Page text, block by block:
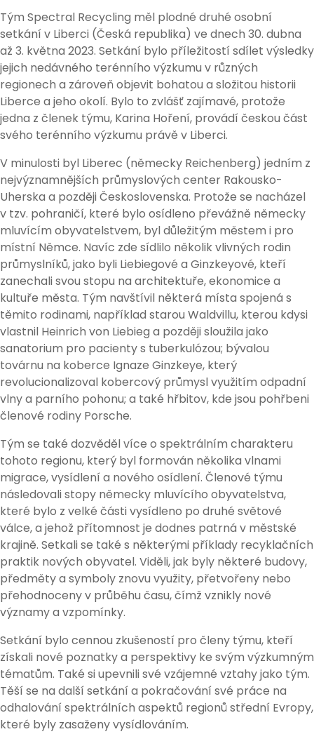
Tým Spectral Recycling měl plodné druhé osobní
setkání v Liberci (Česká republika) ve dnech 30. dubna
až 3. května 2023. Setkání bylo příležitostí sdílet výsledky
jejich nedávného terénního výzkumu v různých
regionech a zároveň objevit bohatou a složitou historii
Liberce a jeho okolí. Bylo to zvlášť zajímavé, protože
jedna z členek týmu, Karina Hoření, provádí českou část
svého terénního výzkumu právě v Liberci.
V minulosti byl Liberec (německy Reichenberg) jedním z
nejvýznamnějších průmyslových center Rakousko-
Uherska a později Československa. Protože se nacházel
v tzv. pohraničí, které bylo osídleno převážně německy
mluvícím obyvatelstvem, byl důležitým městem i pro
místní Němce. Navíc zde sídlilo několik vlivných rodin
průmyslníků, jako byli Liebiegové a Ginzkeyové, kteří
zanechali svou stopu na architektuře, ekonomice a
kultuře města. Tým navštívil některá místa spojená s
těmito rodinami, například starou Waldvillu, kterou kdysi
vlastnil Heinrich von Liebieg a později sloužila jako
sanatorium pro pacienty s tuberkulózou; bývalou
továrnu na koberce Ignaze Ginzkeye, který
revolucionalizoval kobercový průmysl využitím odpadní
vlny a parního pohonu; a také hřbitov, kde jsou pohřbeni
členové rodiny Porsche.
Tým se také dozvěděl více o spektrálním charakteru
tohoto regionu, který byl formován několika vlnami
migrace, vysídlení a nového osídlení. Členové týmu
následovali stopy německy mluvícího obyvatelstva,
které bylo z velké části vysídleno po druhé světové
válce, a jehož přítomnost je dodnes patrná v městské
krajině. Setkali se také s některými příklady recyklačních
praktik nových obyvatel. Viděli, jak byly některé budovy,
předměty a symboly znovu využity, přetvořeny nebo
přehodnoceny v průběhu času, čímž vznikly nové
významy a vzpomínky.
Setkání bylo cennou zkušeností pro členy týmu, kteří
získali nové poznatky a perspektivy ke svým výzkumným
tématům. Také si upevnili své vzájemné vztahy jako tým.
Těší se na další setkání a pokračování své práce na
odhalování spektrálních aspektů regionů střední Evropy,
které byly zasaženy vysídlováním.